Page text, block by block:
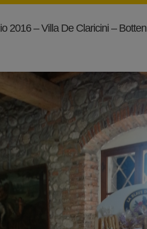
2016 – Villa De Claricini –